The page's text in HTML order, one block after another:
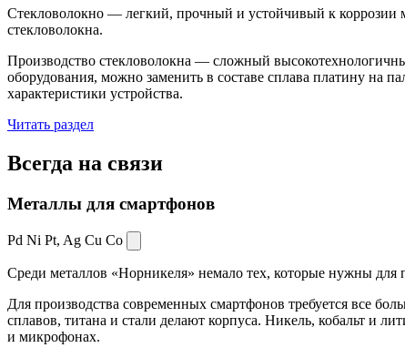
Стекловолокно — легкий, прочный и устойчивый к коррозии
стекловолокна.
Производство стекловолокна — сложный
оборудования, можно заменить в составе сплава платину на
характеристики устройства.
Читать раздел
Всегда на связи
Металлы для смартфонов
Pd Ni Pt, Ag Cu Co
Среди металлов «Норникеля» немало тех, которые нужны для
Для производства современных смартфонов требуется все
сплавов, титана и стали делают корпуса. Никель, кобальт и
и микрофонах.